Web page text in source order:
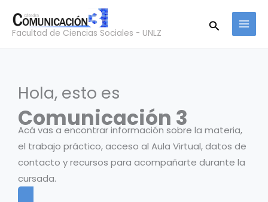
contenido
Facultad de Ciencias Sociales - UNLZ
Buscar
Hola, esto es
Comunicación 3
Acá vas a encontrar información sobre la materia,
el trabajo práctico, acceso al Aula Virtual, datos de
contacto y recursos para acompañarte durante la
cursada.